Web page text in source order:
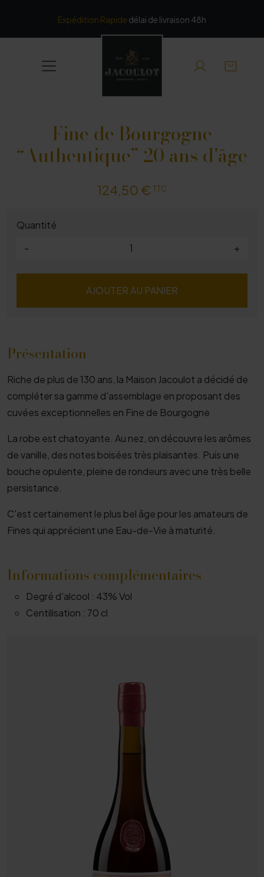
Expédition Rapide délai de livraison 48h
Fine de Bourgogne
“Authentique” 20 ans d'âge
124,50 € TTC
Quantité
-
+
AJOUTER AU PANIER
Présentation
Riche de plus de 130 ans, la Maison Jacoulot a décidé de
compléter sa gamme d'assemblage en proposant des
cuvées exceptionnelles en Fine de Bourgogne
La robe est chatoyante. Au nez, on découvre les arômes
de vanille, des notes boisées très plaisantes. Puis une
bouche opulente, pleine de rondeurs avec une très belle
persistance.
C'est certainement le plus bel âge pour les amateurs de
Fines qui apprécient une Eau-de-Vie à maturité.
Informations complémentaires
Degré d'alcool : 43% Vol
Centilisation : 70 cl